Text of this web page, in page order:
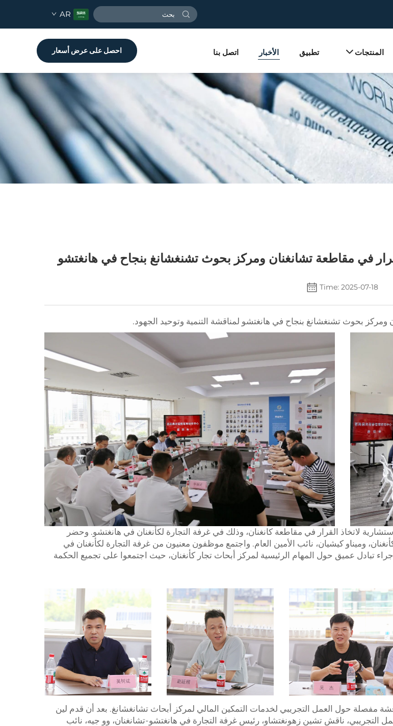
AR
المنتجات تطبيق الأخبار اتصل بنا احصل على عرض أسعار
في مقاطعة تشانغنان ومركز بحوث تشنغشانغ بنجاح في هانغتشو
Time: 2025-07-18
بحوث تشنغشانغ بنجاح في هانغتشو لمناقشة التنمية وتوحيد الجهود.
للجنة الاستشارية لاتخاذ القرار في مقاطعة كانغنان، وذلك في غرفة التجارة لكأنغنان في هانغتشو. وحضر
وميناو كيشيان، نائب الأمين العام. واجتمع موظفون معنيون من غرفة التجارة لكأنغنان في
تبادل عميق حول المهام الرئيسية لمركز أبحاث تجار كأنغنان، حيث اجتمعوا على تجميع الحكمة
مفصلة حول العمل التجريبي لخدمات التمكين المالي لمركز أبحاث تشانغشانغ. بعد أن قدم لين
التجريبي، ناقش تشين زهونغتشاو، رئيس غرفة التجارة في هانغتشو-تشانغنان، وو جيه، نائب